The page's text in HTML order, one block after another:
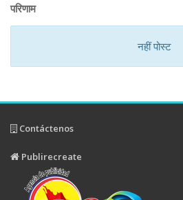
परिणाम
नहीं पोस्ट
Contáctenos
Publirecreate